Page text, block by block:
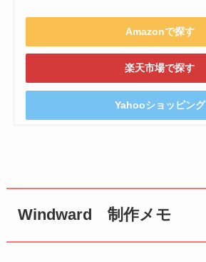
Amazonで探す
楽天市場で探す
Yahooショッピング
Windward 制作メモ